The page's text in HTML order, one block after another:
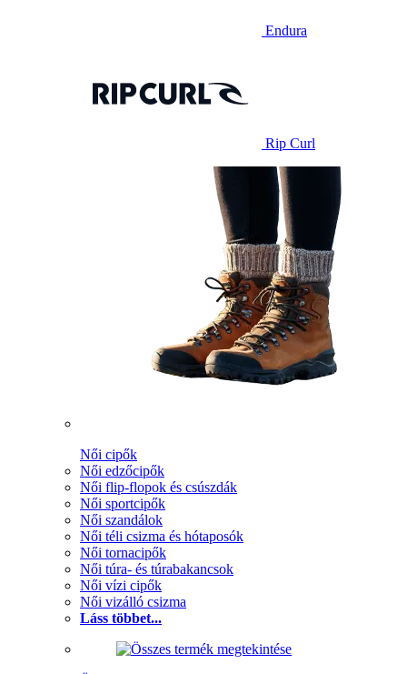
Endura
Rip Curl
Női cipők
Női edzőcipők
Női flip-flopok és csúszdák
Női sportcipők
Női szandálok
Női téli csizma és hótaposók
Női tornacipők
Női túra- és túrabakancsok
Női vízi cipők
Női vizálló csizma
Láss többet...